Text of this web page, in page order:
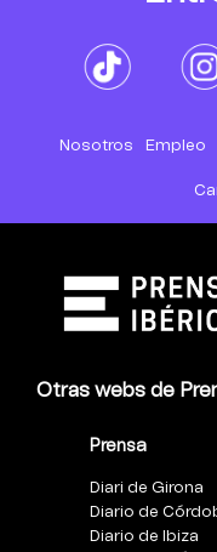
Nosotros Empleo
Otras webs de
Prensa
Diari de Girona
Diario de
Diario de Ibiza